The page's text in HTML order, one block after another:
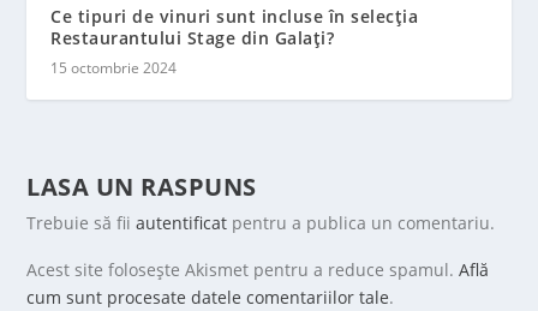
Ce tipuri de vinuri sunt incluse în selecția
Restaurantului Stage din Galați?
15 octombrie 2024
LASA UN RASPUNS
Trebuie să fiiautentificat pentru a publica un comentariu.
Acest site folosește Akismet pentru a reduce spamul.Află
cum sunt procesate datele comentariilor tale.